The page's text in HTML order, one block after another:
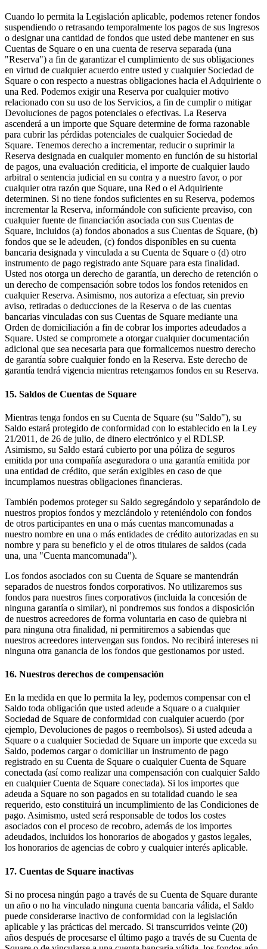
Cuando lo permita la Legislación aplicable, podemos retener fondos
suspendiendo o retrasando temporalmente los pagos de sus Ingresos
o designar una cantidad de fondos que usted debe mantener en sus
Cuentas de Square o en una cuenta de reserva separada (una
"Reserva") a fin de garantizar el cumplimiento de sus obligaciones
en virtud de cualquier acuerdo entre usted y cualquier Sociedad de
Square o con respecto a nuestras obligaciones hacia el Adquiriente o
una Red. Podemos exigir una Reserva por cualquier motivo
relacionado con su uso de los Servicios, a fin de cumplir o mitigar
Devoluciones de pagos potenciales o efectivas. La Reserva
ascenderá a un importe que Square determine de forma razonable
para cubrir las pérdidas potenciales de cualquier Sociedad de
Square. Tenemos derecho a incrementar, reducir o suprimir la
Reserva designada en cualquier momento en función de su historial
de pagos, una evaluación crediticia, el importe de cualquier laudo
arbitral o sentencia judicial en su contra y a nuestro favor, o por
cualquier otra razón que Square, una Red o el Adquiriente
determinen. Si no tiene fondos suficientes en su Reserva, podemos
incrementar la Reserva, informándole con suficiente preaviso, con
cualquier fuente de financiación asociada con sus Cuentas de
Square, incluidos (a) fondos abonados a sus Cuentas de Square, (b)
fondos que se le adeuden, (c) fondos disponibles en su cuenta
bancaria designada y vinculada a su Cuenta de Square o (d) otro
instrumento de pago registrado ante Square para esta finalidad.
Usted nos otorga un derecho de garantía, un derecho de retención o
un derecho de compensación sobre todos los fondos retenidos en
cualquier Reserva. Asimismo, nos autoriza a efectuar, sin previo
aviso, retiradas o deducciones de la Reserva o de las cuentas
bancarias vinculadas con sus Cuentas de Square mediante una
Orden de domiciliación a fin de cobrar los importes adeudados a
Square. Usted se compromete a otorgar cualquier documentación
adicional que sea necesaria para que formalicemos nuestro derecho
de garantía sobre cualquier fondo en la Reserva. Este derecho de
garantía tendrá vigencia mientras retengamos fondos en su Reserva.
15. Saldos de Cuentas de Square
Mientras tenga fondos en su Cuenta de Square (su "Saldo"), su
Saldo estará protegido de conformidad con lo establecido en la Ley
21/2011, de 26 de julio, de dinero electrónico y el RDLSP.
Asimismo, su Saldo estará cubierto por una póliza de seguros
emitida por una compañía aseguradora o una garantía emitida por
una entidad de crédito, que serán exigibles en caso de que
incumplamos nuestras obligaciones financieras.
También podemos proteger su Saldo segregándolo y separándolo de
nuestros propios fondos y mezclándolo y reteniéndolo con fondos
de otros participantes en una o más cuentas mancomunadas a
nuestro nombre en una o más entidades de crédito autorizadas en su
nombre y para su beneficio y el de otros titulares de saldos (cada
una, una "Cuenta mancomunada").
Los fondos asociados con su Cuenta de Square se mantendrán
separados de nuestros fondos corporativos. No utilizaremos sus
fondos para nuestros fines corporativos (incluida la concesión de
ninguna garantía o similar), ni pondremos sus fondos a disposición
de nuestros acreedores de forma voluntaria en caso de quiebra ni
para ninguna otra finalidad, ni permitiremos a sabiendas que
nuestros acreedores intervengan sus fondos. No recibirá intereses ni
ninguna otra ganancia de los fondos que gestionamos por usted.
16. Nuestros derechos de compensación
En la medida en que lo permita la ley, podemos compensar con el
Saldo toda obligación que usted adeude a Square o a cualquier
Sociedad de Square de conformidad con cualquier acuerdo (por
ejemplo, Devoluciones de pagos o reembolsos). Si usted adeuda a
Square o a cualquier Sociedad de Square un importe que exceda su
Saldo, podemos cargar o domiciliar un instrumento de pago
registrado en su Cuenta de Square o cualquier Cuenta de Square
conectada (así como realizar una compensación con cualquier Saldo
en cualquier Cuenta de Square conectada). Si los importes que
adeuda a Square no son pagados en su totalidad cuando le sea
requerido, esto constituirá un incumplimiento de las Condiciones de
pago. Asimismo, usted será responsable de todos los costes
asociados con el proceso de recobro, además de los importes
adeudados, incluidos los honorarios de abogados y gastos legales,
los honorarios de agencias de cobro y cualquier interés aplicable.
17. Cuentas de Square inactivas
Si no procesa ningún pago a través de su Cuenta de Square durante
un año o no ha vinculado ninguna cuenta bancaria válida, el Saldo
puede considerarse inactivo de conformidad con la legislación
aplicable y las prácticas del mercado. Si transcurridos veinte (20)
años después de procesarse el último pago a través de su Cuenta de